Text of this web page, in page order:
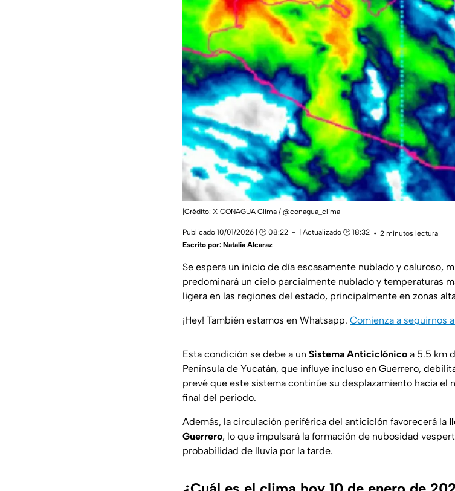
|Crédito: X CONAGUA Clima / @conagua_clima
Publicado 10/01/2026 | 🕑 08:22 | Actualizado 🕑 18:32
2 minutos lectura
Escrito por: Natalia Alcaraz
Se espera un inicio de día escasamente nublado y caluroso,
predominará un cielo parcialmente nublado y temperaturas
ligera en las regiones del estado, principalmente en zonas
¡Hey! También estamos en Whatsapp. Comienza a seguirnos
Esta condición se debe a un Sistema Anticiclónico a 5.5 km
Península de Yucatán, que influye incluso en Guerrero,
prevé que este sistema continúe su desplazamiento hacia el
final del periodo.
Además, la circulación periférica del anticiclón favorecerá la
Guerrero, lo que impulsará la formación de nubosidad
probabilidad de lluvia por la tarde.